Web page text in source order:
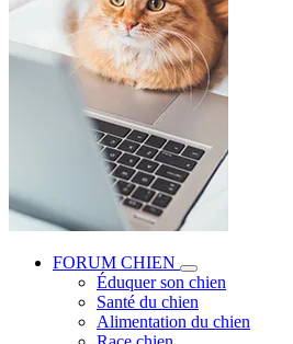
FORUM CHIEN
Éduquer son chien
Santé du chien
Alimentation du chien